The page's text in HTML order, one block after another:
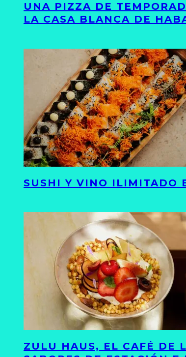
UNA PIZZA DE
LA CASA BLANCA DE
SUSHI Y VINO ILIMITADO
ZULU HAUS, EL CAFÉ DE